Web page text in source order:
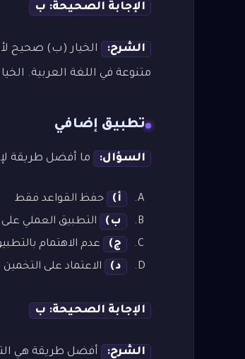
الإجابة الصحيحة: ب
الشرح: الخيار (ب) صحيح
متنوعة في اللغة العربية.
تطبيق إضافي
السؤال: ما أفضل طريقة
أ)
حفظ القواعد فقط
ب)
التطبيق العملي
ج)
عدم الاهتمام
د)
الاعتماد على التخمين
الإجابة الصحيحة: ب
الشرح: أفضل طريقة هي